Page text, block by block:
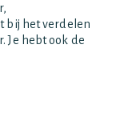
bij het verdelen
Je hebt ook de